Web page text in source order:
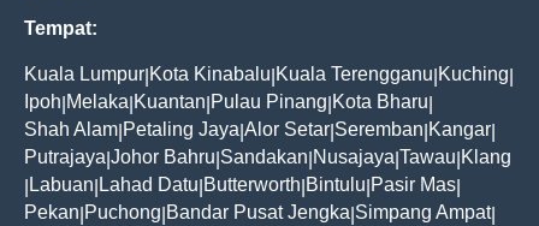
Tempat:
Kuala Lumpur Kota Kinabalu Kuala Terengganu Kuching
Ipoh Melaka Kuantan Pulau Pinang Kota Bharu
Shah Alam Petaling Jaya Alor Setar Seremban Kangar
Putrajaya Johor Bahru Sandakan Nusajaya Tawau Klang
Labuan Lahad Datu Butterworth Bintulu Pasir Mas
Pekan Puchong Bandar Pusat Jengka Simpang Ampat|